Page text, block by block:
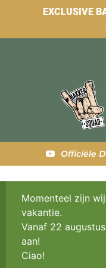
EXCLUSIVE
Officiële
Momenteel zijn
vakantie.
Vanaf 22
aan!
Ciao!